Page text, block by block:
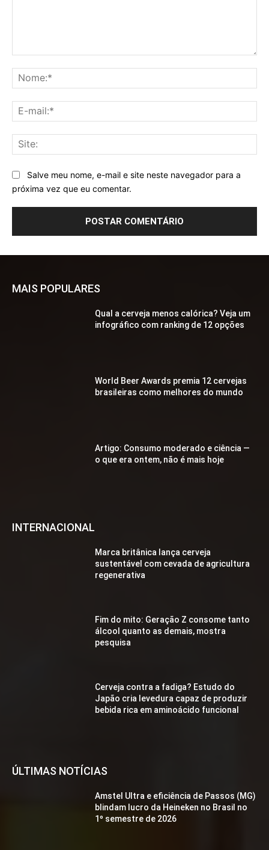
Salve meu nome, e-mail e site neste navegador para a
próxima vez que eu comentar.
MAIS POPULARES
Qual a cerveja menos calórica? Veja um
infográfico com ranking de 12 opções
World Beer Awards premia 12 cervejas
brasileiras como melhores do mundo
Artigo: Consumo moderado e ciência —
o que era ontem, não é mais hoje
INTERNACIONAL
Marca britânica lança cerveja
sustentável com cevada de agricultura
regenerativa
Fim do mito: Geração Z consome tanto
álcool quanto as demais, mostra
pesquisa
Cerveja contra a fadiga? Estudo do
Japão cria levedura capaz de produzir
bebida rica em aminoácido funcional
ÚLTIMAS NOTÍCIAS
Amstel Ultra e eficiência de Passos (MG)
blindam lucro da Heineken no Brasil no
1º semestre de 2026